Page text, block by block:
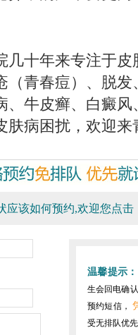
十年来专注于皮
（青春痘）、脱
、牛皮癣、白癜
肤病困扰，欢迎
应该如何预约,欢迎您点击
温馨提示：
生会回电确
预约短信，
受无排队优